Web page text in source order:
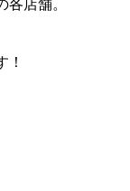
店舗。
！